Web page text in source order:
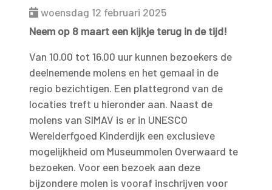
woensdag 12 februari 2025
Neem op 8 maart een kijkje terug in de tijd!
Van 10.00 tot 16.00 uur kunnen bezoekers de
deelnemende molens en het gemaal in de
regio bezichtigen. Een plattegrond van de
locaties treft u hieronder aan. Naast de
molens van SIMAV is er in UNESCO
Werelderfgoed Kinderdijk een exclusieve
mogelijkheid om Museummolen Overwaard te
bezoeken. Voor een bezoek aan deze
bijzondere molen is vooraf inschrijven voor